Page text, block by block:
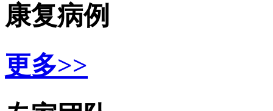
康复病例
更多>>